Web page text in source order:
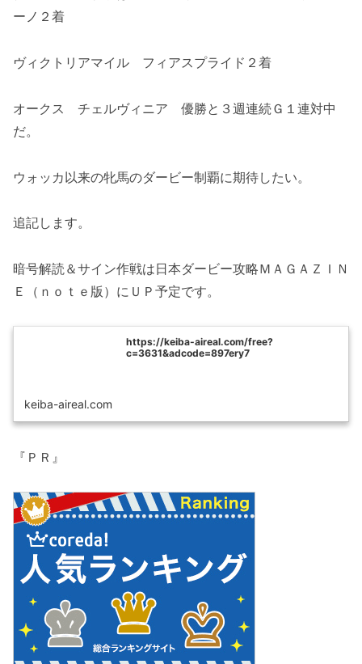
ーノ２着
ヴィクトリアマイル フィアスプライド２着
オークス チェルヴィニア 優勝と３週連続Ｇ１連対中
だ。
ウォッカ以来の牝馬のダービー制覇に期待したい。
追記します。
暗号解読＆サイン作戦は日本ダービー攻略ＭＡＧＡＺＩＮ
Ｅ（ｎｏｔｅ版）にＵＰ予定です。
https://keiba-aireal.com/free?
c=3631&adcode=897ery7
keiba-aireal.com
『ＰＲ』